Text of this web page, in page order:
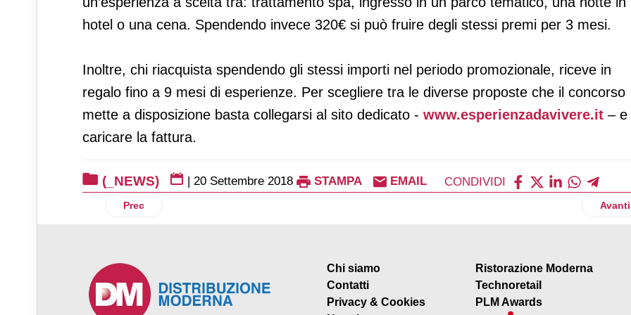
hotel o una cena. Spendendo invece 320€ si può fruire degli stessi premi per 3 mesi.
Inoltre, chi riacquista spendendo gli stessi importi nel periodo promozionale, riceve in
regalo fino a 9 mesi di esperienze. Per scegliere tra le diverse proposte che il concorso
mette a disposizione basta collegarsi al sito dedicato - www.esperienzadavivere.it – e
caricare la fattura.
(_NEWS) | 20 Settembre 2018 STAMPA EMAIL CONDIVIDI
Articolo precedente: Food debate: il 51% degli italiani ama parlare di cibo
Prec Avanti
Chi siamo
Contatti
Privacy & Cookies
Ristorazione Moderna
Technoretail
PLM Awards